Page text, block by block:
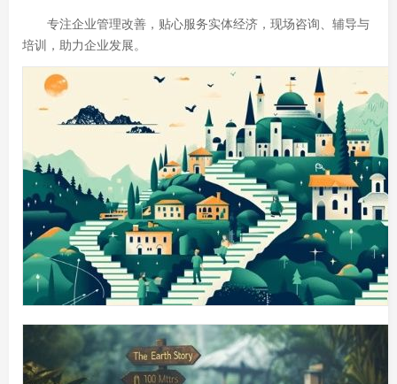
专注企业管理改善，贴心服务实体经济，现场咨询、辅导与
培训，助力企业发展。